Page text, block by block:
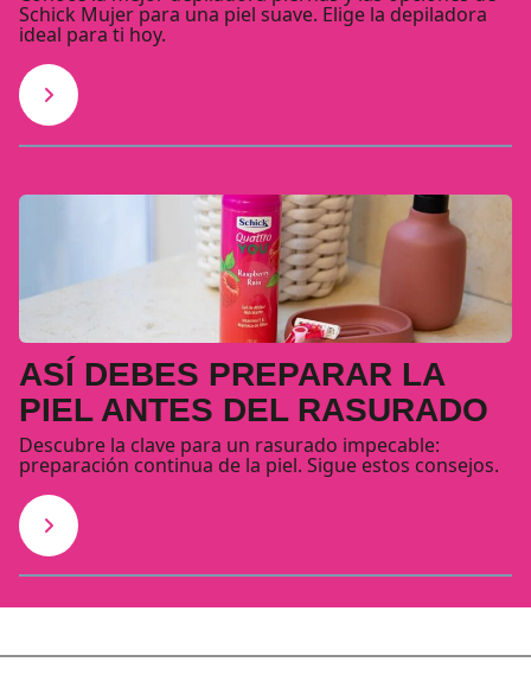
Schick Mujer para una piel suave. Elige la depiladora
ideal para ti hoy.
ASÍ DEBES PREPARAR LA
PIEL ANTES DEL RASURADO
Descubre la clave para un rasurado impecable:
preparación continua de la piel. Sigue estos consejos.